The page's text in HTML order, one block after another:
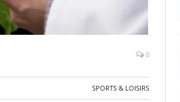
0
SPORTS & LOISIRS